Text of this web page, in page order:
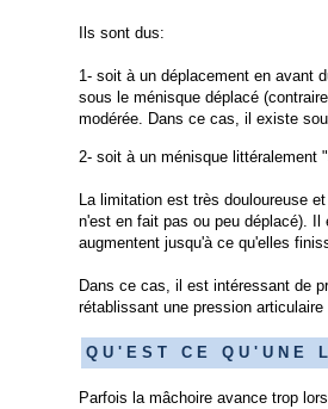
Ils sont dus:
1- soit à un déplacement en avant
sous le ménisque déplacé
modérée. Dans ce cas, il existe
2- soit à un ménisque littéralement
La limitation est très douloureuse
n'est en fait pas ou peu déplacé).
augmentent jusqu'à ce qu'elles
Dans ce cas, il est intéressant de
rétablissant une pression
Q U ' E S T C E Q U ' U N E
Parfois la mâchoire avance trop